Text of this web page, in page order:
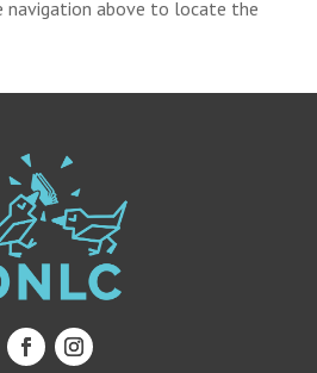
navigation above to locate the